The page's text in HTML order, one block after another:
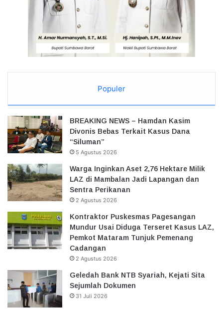
Populer
BREAKING NEWS – Hamdan Kasim
Divonis Bebas Terkait Kasus Dana
“Siluman”
5 Agustus 2026
Warga Inginkan Aset 2,76 Hektare Milik
LAZ di Mambalan Jadi Lapangan dan
Sentra Perikanan
2 Agustus 2026
Kontraktor Puskesmas Pagesangan
Mundur Usai Diduga Terseret Kasus LAZ,
Pemkot Mataram Tunjuk Pemenang
Cadangan
2 Agustus 2026
Geledah Bank NTB Syariah, Kejati Sita
Sejumlah Dokumen
31 Juli 2026